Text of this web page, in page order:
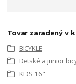
Tovar zaradený v
BICYKLE
Detské a junior
KIDS 16"